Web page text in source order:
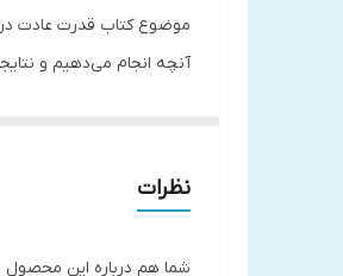
موضوع کتاب قدرت عادت
آنچه انجام می‌دهیم و
به تمام افرادی که
نظرات
شما هم درباره این محصول